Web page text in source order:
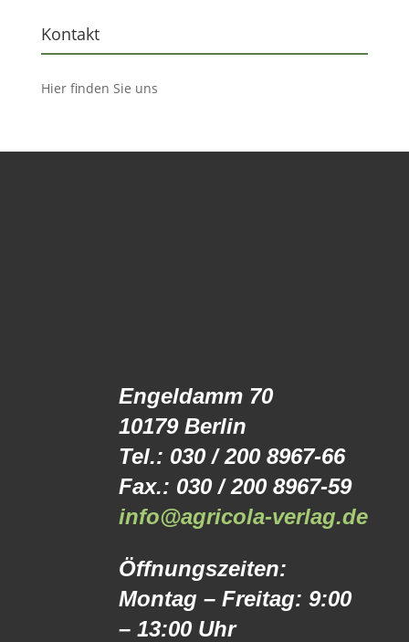
Kontakt
Hier finden Sie uns
Engeldamm 70
10179 Berlin
Tel.: 030 / 200 8967-66
Fax.: 030 / 200 8967-59
info@agricola-verlag.de
Öffnungszeiten:
Montag – Freitag: 9:00
– 13:00 Uhr